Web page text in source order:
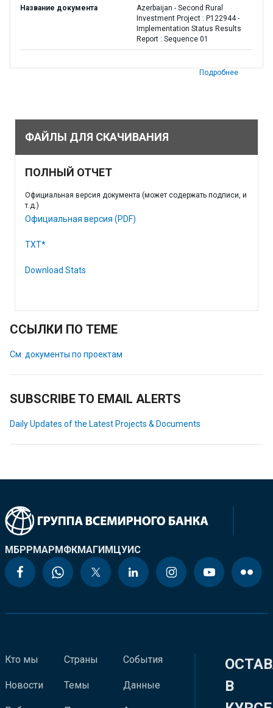
Название документа
Azerbaijan - Second Rural
Investment Project : P122944 -
Implementation Status Results
Report : Sequence 01
Подробнее
ФАЙЛЫ ДЛЯ СКАЧИВАНИЯ
ПОЛНЫЙ ОТЧЕТ
Официальная версия документа (может содержать подписи, и
т.д.)
Официальная версия (PDF)
TXT*
Download Stats
ССЫЛКИ ПО ТЕМЕ
См. документы по проектам
SUBSCRIBE TO EMAIL ALERTS
Daily Updates of the Latest Projects & Documents
МБРРМАРМФКМАГИМЦУИС
Кто мы
Новости
Страны
Темы
События
Данные
В